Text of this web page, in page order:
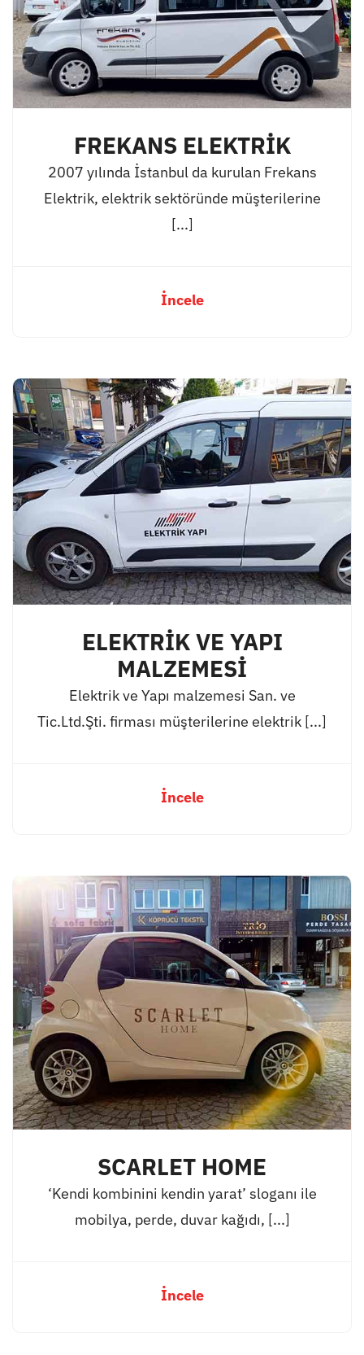
FREKANS ELEKTRİK
2007 yılında İstanbul da kurulan Frekans
Elektrik, elektrik sektöründe müşterilerine
[...]
İncele
ELEKTRİK VE YAPI
MALZEMESİ
Elektrik ve Yapı malzemesi San. ve
Tic.Ltd.Şti. firması müşterilerine elektrik [...]
İncele
SCARLET HOME
‘Kendi kombinini kendin yarat’ sloganı ile
mobilya, perde, duvar kağıdı, [...]
İncele